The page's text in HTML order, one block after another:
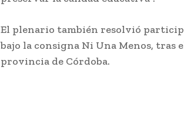
El plenario también resolvió
bajo la consigna Ni Una Menos, tras
provincia de Córdoba.